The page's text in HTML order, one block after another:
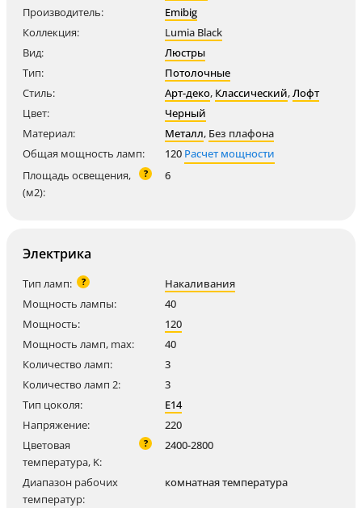
Производитель:
Emibig
Коллекция:
Lumia Black
Вид:
Люстры
Тип:
Потолочные
Стиль:
Арт-деко, Классический,Лофт
Цвет:
Черный
Материал:
Металл, Без плафона
Общая мощность ламп:
120 Расчет мощности
Площадь освещения,
(м2):
? 6
Электрика
Тип ламп: ?
Накаливания
Мощность лампы:
40
Мощность:
120
Мощность ламп, max:
40
Количество ламп:
3
Количество ламп 2:
3
Тип цоколя:
E14
Напряжение:
220
Цветовая
температура, K:
? 2400-2800
Диапазон рабочих
температур:
комнатная температура